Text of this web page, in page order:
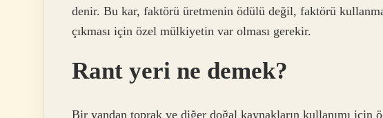
denir. Bu kar, faktörü üretmenin ödülü değil, faktörü
çıkması için özel mülkiyetin var olması gerekir.
Rant yeri ne demek?
Bir yandan toprak ve diğer doğal kaynakların kullanımı için